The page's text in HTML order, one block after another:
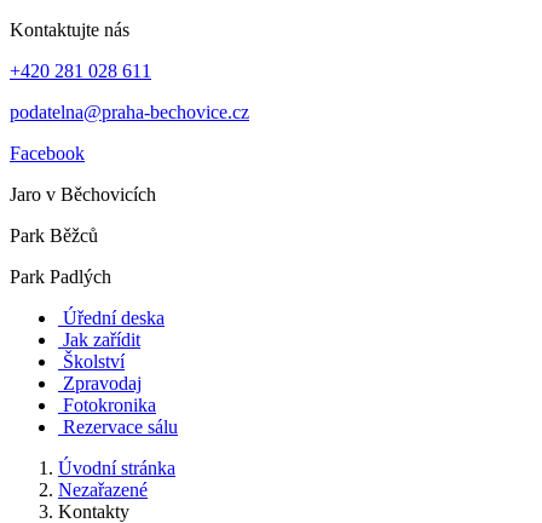
Kontaktujte nás
+420 281 028 611
podatelna@praha-bechovice.cz
Facebook
Jaro v Běchovicích
Park Běžců
Park Padlých
Úřední deska
Jak zařídit
Školství
Zpravodaj
Fotokronika
Rezervace sálu
Úvodní stránka
Nezařazené
Kontakty